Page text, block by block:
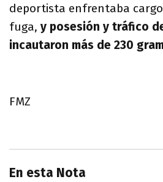
deportista enfrentaba
fuga, y posesión y tráfico
incautaron más de 230
FMZ
En esta Nota